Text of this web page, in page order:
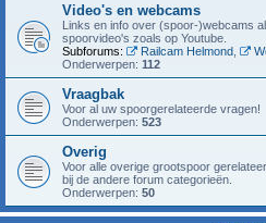
Video's en webcams
Links en info over (spoor-)webcams
spoorvideo's zoals op Youtube.
Subforums:
Railcam Helmond,
Onderwerpen: 112
Vraagbak
Voor al uw spoorgerelateerde vragen!
Onderwerpen: 523
Overig
Voor alle overige grootspoor
bij de andere forum categorieën.
Onderwerpen: 50